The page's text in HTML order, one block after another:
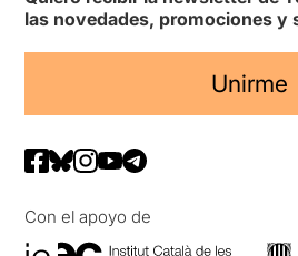
las novedades, promociones y
Unirme
Con el apoyo de